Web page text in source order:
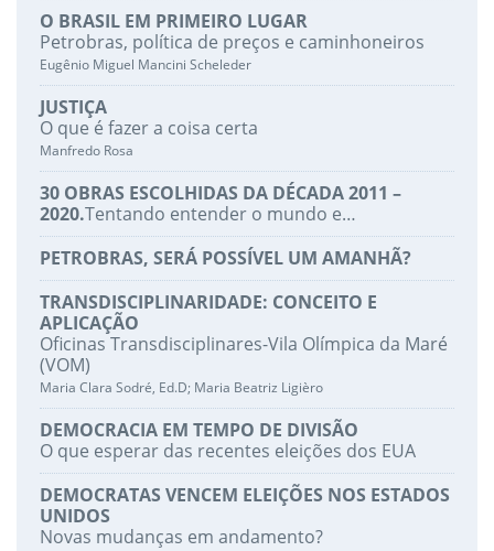
O BRASIL EM PRIMEIRO LUGAR
Petrobras, política de preços e caminhoneiros
Eugênio Miguel Mancini Scheleder
JUSTIÇA
O que é fazer a coisa certa
Manfredo Rosa
30 OBRAS ESCOLHIDAS DA DÉCADA 2011 –
2020.Tentando entender o mundo e…
PETROBRAS, SERÁ POSSÍVEL UM AMANHÃ?
TRANSDISCIPLINARIDADE: CONCEITO E
APLICAÇÃO
Oficinas Transdisciplinares-Vila Olímpica da Maré
(VOM)
Maria Clara Sodré, Ed.D; Maria Beatriz Ligièro
DEMOCRACIA EM TEMPO DE DIVISÃO
O que esperar das recentes eleições dos EUA
DEMOCRATAS VENCEM ELEIÇÕES NOS ESTADOS
UNIDOS
Novas mudanças em andamento?